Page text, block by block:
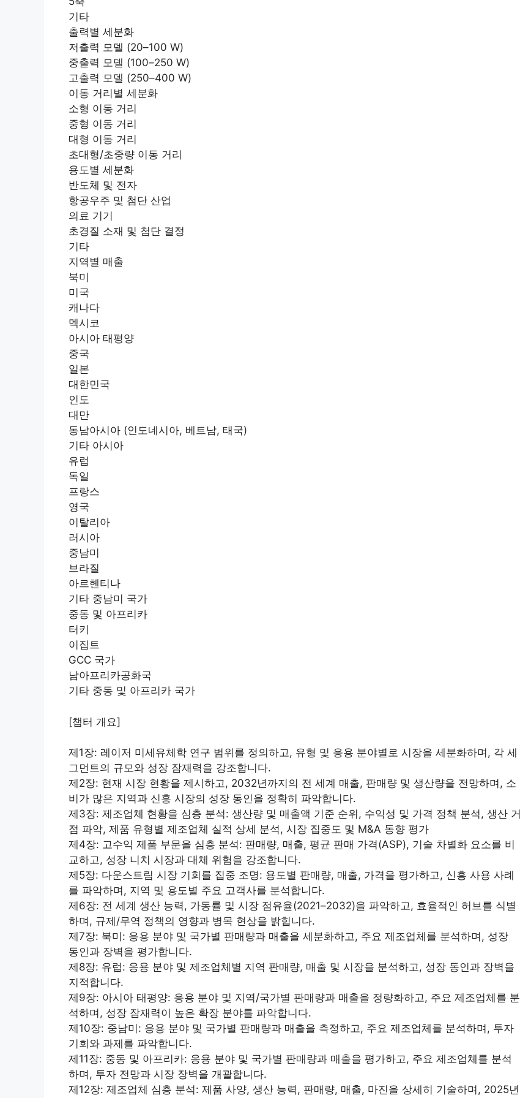
기타
출력별 세분화
저출력 모델 (20–100 W)
중출력 모델 (100–250 W)
고출력 모델 (250–400 W)
이동 거리별 세분화
소형 이동 거리
중형 이동 거리
대형 이동 거리
초대형/초중량 이동 거리
용도별 세분화
반도체 및 전자
항공우주 및 첨단 산업
의료 기기
초경질 소재 및 첨단 결정
기타
지역별 매출
북미
미국
캐나다
멕시코
아시아 태평양
중국
일본
대한민국
인도
대만
동남아시아 (인도네시아, 베트남, 태국)
기타 아시아
유럽
독일
프랑스
영국
이탈리아
러시아
중남미
브라질
아르헨티나
기타 중남미 국가
중동 및 아프리카
터키
이집트
GCC 국가
남아프리카공화국
기타 중동 및 아프리카 국가
[챕터 개요]
제1장: 레이저 미세유체학 연구 범위를 정의하고, 유형 및 응용 분야별로 시장을 세분화하며, 각 세
그먼트의 규모와 성장 잠재력을 강조합니다.
제2장: 현재 시장 현황을 제시하고, 2032년까지의 전 세계 매출, 판매량 및 생산량을 전망하며, 소
비가 많은 지역과 신흥 시장의 성장 동인을 정확히 파악합니다.
제3장: 제조업체 현황을 심층 분석: 생산량 및 매출액 기준 순위, 수익성 및 가격 정책 분석, 생산 거
점 파악, 제품 유형별 제조업체 실적 상세 분석, 시장 집중도 및 M&A 동향 평가
제4장: 고수익 제품 부문을 심층 분석: 판매량, 매출, 평균 판매 가격(ASP), 기술 차별화 요소를 비
교하고, 성장 니치 시장과 대체 위험을 강조합니다.
제5장: 다운스트림 시장 기회를 집중 조명: 용도별 판매량, 매출, 가격을 평가하고, 신흥 사용 사례
를 파악하며, 지역 및 용도별 주요 고객사를 분석합니다.
제6장: 전 세계 생산 능력, 가동률 및 시장 점유율(2021–2032)을 파악하고, 효율적인 허브를 식별
하며, 규제/무역 정책의 영향과 병목 현상을 밝힙니다.
제7장: 북미: 응용 분야 및 국가별 판매량과 매출을 세분화하고, 주요 제조업체를 분석하며, 성장
동인과 장벽을 평가합니다.
제8장: 유럽: 응용 분야 및 제조업체별 지역 판매량, 매출 및 시장을 분석하고, 성장 동인과 장벽을
지적합니다.
제9장: 아시아 태평양: 응용 분야 및 지역/국가별 판매량과 매출을 정량화하고, 주요 제조업체를 분
석하며, 성장 잠재력이 높은 확장 분야를 파악합니다.
제10장: 중남미: 응용 분야 및 국가별 판매량과 매출을 측정하고, 주요 제조업체를 분석하며, 투자
기회와 과제를 파악합니다.
제11장: 중동 및 아프리카: 응용 분야 및 국가별 판매량과 매출을 평가하고, 주요 제조업체를 분석
하며, 투자 전망과 시장 장벽을 개괄합니다.
제12장: 제조업체 심층 분석: 제품 사양, 생산 능력, 판매량, 매출, 마진을 상세히 기술하며, 2025년